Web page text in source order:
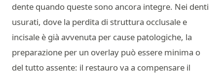
dente quando queste sono ancora integre. Nei denti
usurati, dove la perdita di struttura occlusale e
incisale è già avvenuta per cause patologiche, la
preparazione per un overlay può essere minima o
del tutto assente: il restauro va a compensare il